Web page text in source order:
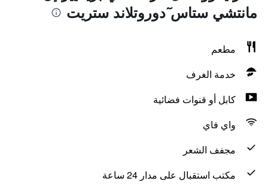
مانتشي ستاس ٓدوروتلاند ستريت
مطعم
خدمة الغرف
كابل أو قنوات فضائية
واي فاي
مجفف الشعر
مكتب استقبال على مدار 24 ساعة